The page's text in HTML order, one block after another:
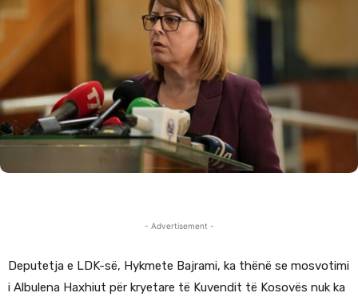
- Advertisement -
Deputetja e LDK-së, Hykmete Bajrami, ka thënë se mosvotimi
i Albulena Haxhiut për kryetare të Kuvendit të Kosovës nuk ka